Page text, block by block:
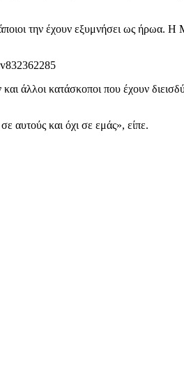
την έχουν εξυμνήσει ως ήρωα.
άλλοι κατάσκοποι που έχουν
αυτούς και όχι σε εμάς», είπε.